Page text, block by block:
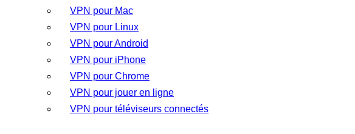
VPN pour Mac
VPN pour Linux
VPN pour Android
VPN pour iPhone
VPN pour Chrome
VPN pour jouer en ligne
VPN pour téléviseurs connectés